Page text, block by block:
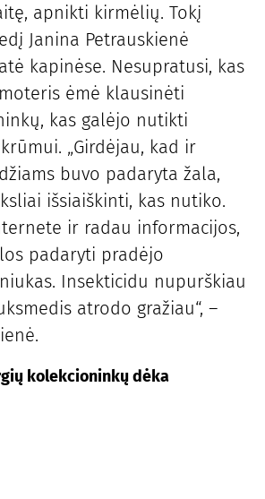
apnikti kirmėlių. Tokį
Janina Petrauskienė
kapinėse. Nesupratusi, kas
ėmė klausinėti
kas galėjo nutikti
„Girdėjau, kad ir
buvo padaryta žala,
išsiaiškinti, kas nutiko.
ir radau informacijos,
padaryti pradėjo
Insekticidu nupurškiau
atrodo gražiau“, –
kolekcioninkų dėka